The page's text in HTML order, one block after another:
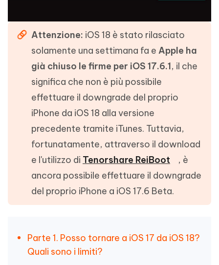
Attenzione: iOS 18 è stato rilasciato
solamente una settimana fa e Apple ha
già chiuso le firme per iOS 17.6.1, il che
significa che non è più possibile
effettuare il downgrade del proprio
iPhone da iOS 18 alla versione
precedente tramite iTunes. Tuttavia,
fortunatamente, attraverso il download
e l'utilizzo di Tenorshare ReiBoot
, è
ancora possibile effettuare il downgrade
del proprio iPhone a iOS 17.6 Beta.
Parte 1. Posso tornare a iOS 17 da iOS 18?
Quali sono i limiti?